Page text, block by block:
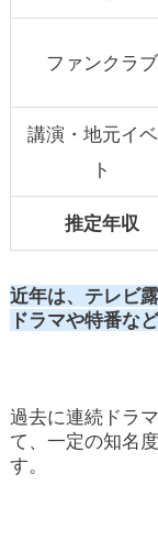
ファンクラブ
講演・地元イ
ト
推定年収
近年は、テレビ
ドラマや特番な
過去に連続ドラ
て、一定の知名
す。